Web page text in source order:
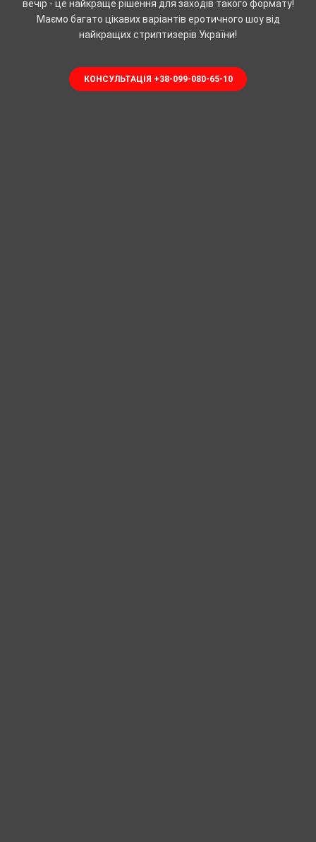
вечір - це найкраще рішення для заходів такого формату!
Маємо багато цікавих варіантів еротичного шоу від
найкращих стриптизерів України!
КОНСУЛЬТАЦІЯ +38-099-080-65-10